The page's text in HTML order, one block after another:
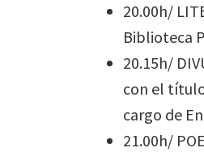
20.00h/
Biblioteca
20.15h/
con el
cargo de
21.00h/